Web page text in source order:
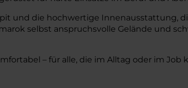
und die hochwertige Innenausstattung,
selbst anspruchsvolle Gelände und
– für alle, die im Alltag oder im Job